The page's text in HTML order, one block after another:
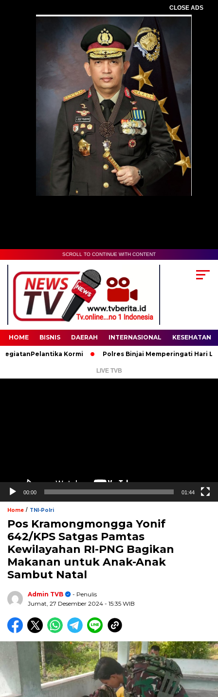
CLOSE ADS
00:00
SCROLL TO CONTINUE WITH CONTENT
HOME BISNIS DAERAH INTERNASIONAL KESEHATAN
Kormi Polres Binjai Memperingati Hari Lahir
LIVE TVB
00:00 01:44
Home / TNI-Polri
Pos Kramongmongga Yonif
642/KPS Satgas Pamtas
Kewilayahan RI-PNG Bagikan
Makanan untuk Anak-Anak
Sambut Natal
Admin TVB
- Penulis
Jumat, 27 Desember 2024 - 15:35 WIB